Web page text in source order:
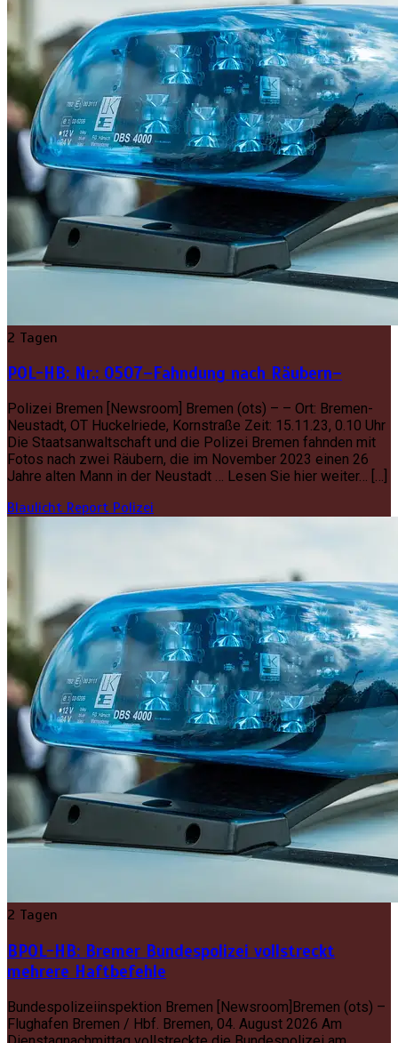
2 Tagen
POL-HB: Nr.: 0507–Fahndung nach Räubern–
Polizei Bremen [Newsroom] Bremen (ots) – – Ort: Bremen-
Neustadt, OT Huckelriede, Kornstraße Zeit: 15.11.23, 0.10 Uhr
Die Staatsanwaltschaft und die Polizei Bremen fahnden mit
Fotos nach zwei Räubern, die im November 2023 einen 26
Jahre alten Mann in der Neustadt … Lesen Sie hier weiter… […]
Blaulicht Report Polizei
2 Tagen
BPOL-HB: Bremer Bundespolizei vollstreckt
mehrere Haftbefehle
Bundespolizeiinspektion Bremen [Newsroom]Bremen (ots) –
Flughafen Bremen / Hbf. Bremen, 04. August 2026 Am